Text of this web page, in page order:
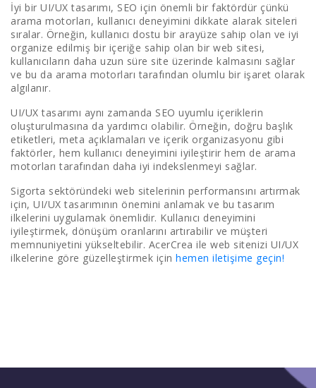
İyi bir UI/UX tasarımı, SEO için önemli bir faktördür çünkü
arama motorları, kullanıcı deneyimini dikkate alarak siteleri
sıralar. Örneğin, kullanıcı dostu bir arayüze sahip olan ve iyi
organize edilmiş bir içeriğe sahip olan bir web sitesi,
kullanıcıların daha uzun süre site üzerinde kalmasını sağlar
ve bu da arama motorları tarafından olumlu bir işaret olarak
algılanır.
UI/UX tasarımı aynı zamanda SEO uyumlu içeriklerin
oluşturulmasına da yardımcı olabilir. Örneğin, doğru başlık
etiketleri, meta açıklamaları ve içerik organizasyonu gibi
faktörler, hem kullanıcı deneyimini iyileştirir hem de arama
motorları tarafından daha iyi indekslenmeyi sağlar.
Sigorta sektöründeki web sitelerinin performansını artırmak
için, UI/UX tasarımının önemini anlamak ve bu tasarım
ilkelerini uygulamak önemlidir. Kullanıcı deneyimini
iyileştirmek, dönüşüm oranlarını artırabilir ve müşteri
memnuniyetini yükseltebilir. AcerCrea ile web sitenizi UI/UX
ilkelerine göre güzelleştirmek için hemen iletişime geçin!